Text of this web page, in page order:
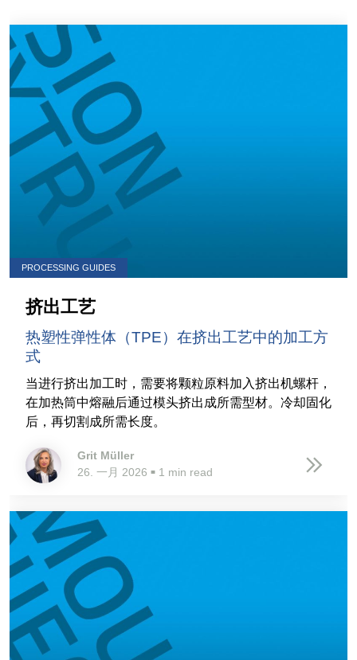
PROCESSING GUIDES
挤出工艺
热塑性弹性体（TPE）在挤出工艺中的加工方
式
当进行挤出加工时，需要将颗粒原料加入挤出机螺杆，
在加热筒中熔融后通过模头挤出成所需型材。冷却固化
后，再切割成所需长度。
Grit Müller
26. 一月 2026 ■ 1 min read